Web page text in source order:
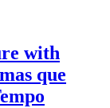
with
que